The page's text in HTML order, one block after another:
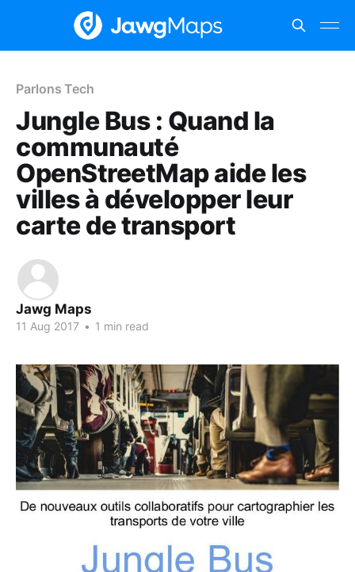
Parlons Tech
Jungle Bus : Quand la
communauté
OpenStreetMap aide les
villes à développer leur
carte de transport
Jawg Maps
11 Aug 2017 • 1 min read